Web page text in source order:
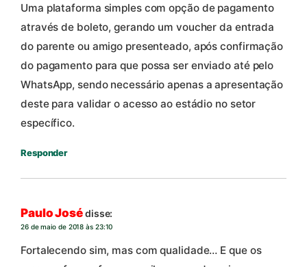
Uma plataforma simples com opção de pagamento
através de boleto, gerando um voucher da entrada
do parente ou amigo presenteado, após confirmação
do pagamento para que possa ser enviado até pelo
WhatsApp, sendo necessário apenas a apresentação
deste para validar o acesso ao estádio no setor
específico.
Responder
Paulo Josédisse:
26 de maio de 2018 às 23:10
Fortalecendo sim, mas com qualidade… E que os